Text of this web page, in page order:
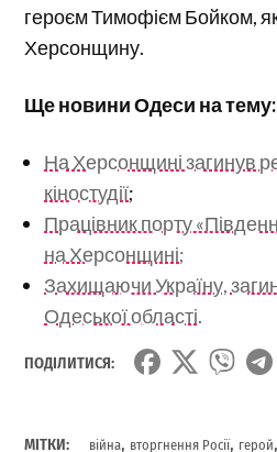
героєм Тимофієм Бойком,
Херсонщину.
Ще новини Одеси на тему:
На Херсонщині загинув
кіностудії;
Працівник порту
на Херсонщині;
Захищаючи Україну,
Одеської області.
ПОДІЛИТИСЯ:
МІТКИ: війна, вторгнення Росії, герой